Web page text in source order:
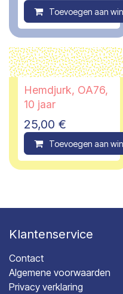
Toevoegen aan
Hemdjurk, OA76,
10 jaar
25,00 €
Toevoegen aan
Klantenservice
Contact
Algemene voorwaarden
Privacy verklaring